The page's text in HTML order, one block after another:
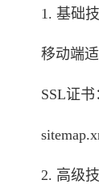
1. 基础
移动端
SSL证
2. 高级